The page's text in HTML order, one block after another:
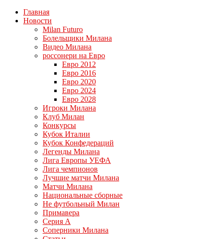
Главная
Новости
Milan Futuro
Болельщики Милана
Видео Милана
россонери на Евро
Евро 2012
Евро 2016
Евро 2020
Евро 2024
Евро 2028
Игроки Милана
Клуб Милан
Конкурсы
Кубок Италии
Кубок Конфедераций
Легенды Милана
Лига Европы УЕФА
Лига чемпионов
Лучшие матчи Милана
Матчи Милана
Национальные сборные
Не футбольный Милан
Примавера
Серия А
Соперники Милана